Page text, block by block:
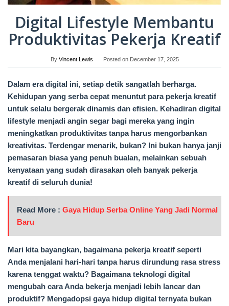
Digital Lifestyle Membantu
Produktivitas Pekerja Kreatif
By Vincent Lewis Posted on December 17, 2025
Dalam era digital ini, setiap detik sangatlah berharga.
Kehidupan yang serba cepat menuntut para pekerja kreatif
untuk selalu bergerak dinamis dan efisien. Kehadiran digital
lifestyle menjadi angin segar bagi mereka yang ingin
meningkatkan produktivitas tanpa harus mengorbankan
kreativitas. Terdengar menarik, bukan? Ini bukan hanya janji
pemasaran biasa yang penuh bualan, melainkan sebuah
kenyataan yang sudah dirasakan oleh banyak pekerja
kreatif di seluruh dunia!
Read More : Gaya Hidup Serba Online Yang Jadi Normal
Baru
Mari kita bayangkan, bagaimana pekerja kreatif seperti
Anda menjalani hari-hari tanpa harus dirundung rasa stress
karena tenggat waktu? Bagaimana teknologi digital
mengubah cara Anda bekerja menjadi lebih lancar dan
produktif? Mengadopsi gaya hidup digital ternyata bukan